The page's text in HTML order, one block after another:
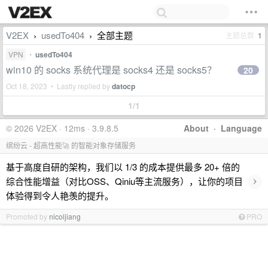
V2EX › usedTo404 › 全部主题 主题总数 1
VPN • usedTo404
win10 的 socks 系统代理是 socks4 还是 socks5？
Oct 18, 2023 • Lastly replied bydatocp
20
1/1
About · Language
© 2026 V2EX · 12ms · 3.9.8.5
缤纷云 - 超高性能🚀 的智能对象存储服务
基于高度自研的架构，我们以 1/3 的成本提供最多 20+ 倍的
综合性能增益（对比OSS、Qiniu等主流服务），让你的项目
体验得到令人艳羡的提升。
›
Promoted by nicoljiang PRO